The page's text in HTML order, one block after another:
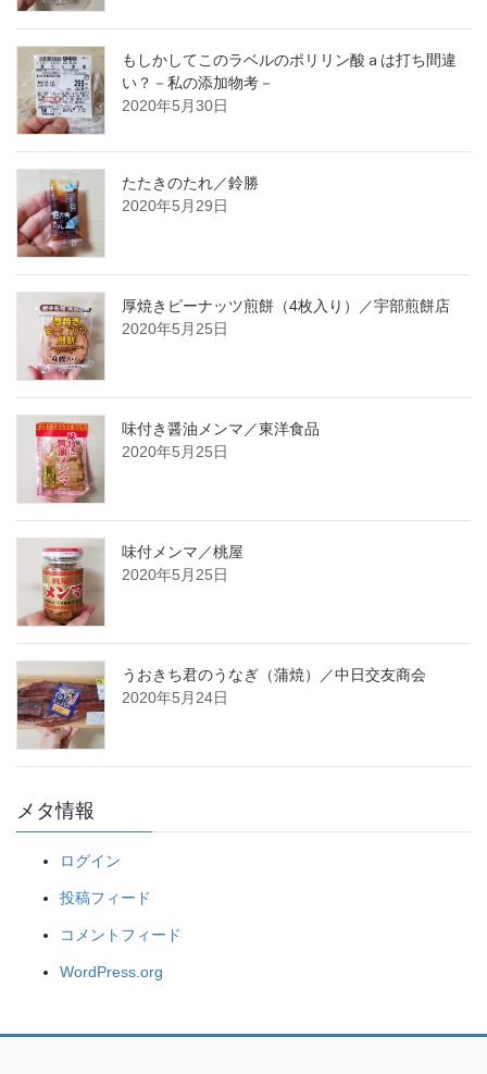
もしかしてこのラベルのポリリン酸ａは打ち間違
い？－私の添加物考－
2020年5月30日
たたきのたれ／鈴勝
2020年5月29日
厚焼きピーナッツ煎餅（4枚入り）／宇部煎餅店
2020年5月25日
味付き醤油メンマ／東洋食品
2020年5月25日
味付メンマ／桃屋
2020年5月25日
うおきち君のうなぎ（蒲焼）／中日交友商会
2020年5月24日
メタ情報
ログイン
投稿フィード
コメントフィード
WordPress.org